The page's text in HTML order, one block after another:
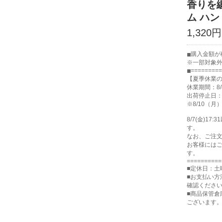
香りを
ム ハ
1,320円
購入金額
※一部対象
【夏季休業
休業期間：
出荷停止日
※8/10（月
8/7(金)17:31
す。
なお、ご注
お客様には
す。
■定休日：土
■お支払い方
確認くださ
■商品保管倉
ございます